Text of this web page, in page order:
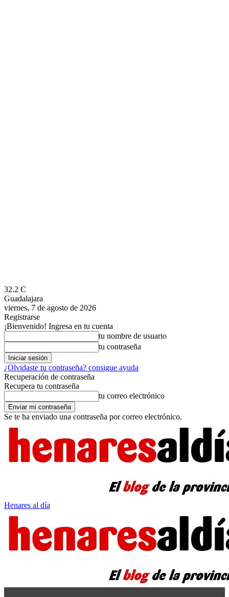
32.2 C
Guadalajara
viernes, 7 de agosto de 2026
Registrarse
¡Bienvenido! Ingresa en tu cuenta
tu nombre de usuario
tu contraseña
¿Olvidaste tu contraseña? consigue ayuda
Recuperación de contraseña
Recupera tu contraseña
tu correo electrónico
Se te ha enviado una contraseña por correo electrónico.
Henares al día